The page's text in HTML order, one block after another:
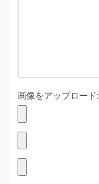
画像をアップロード: